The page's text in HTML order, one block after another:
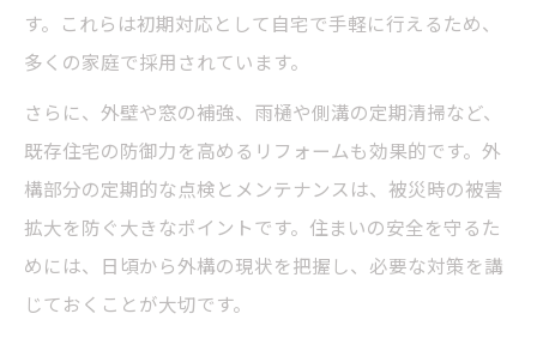
補助金で外構を強化するための申請ポイン
ト
リフォーム補助金の活用で外構安全性を向
上
自宅の安全強化へ外構リフォームのポイント
外構リフォームで住宅の防災力を高める方
法
外壁や窓を補強する外構リフォームの実際
す。これらは初期対応として自宅で手軽に行えるため、
多くの家庭で採用されています。
さらに、外壁や窓の補強、雨樋や側溝の定期清掃など、
既存住宅の防御力を高めるリフォームも効果的です。外
構部分の定期的な点検とメンテナンスは、被災時の被害
拡大を防ぐ大きなポイントです。住まいの安全を守るた
めには、日頃から外構の現状を把握し、必要な対策を講
じておくことが大切です。